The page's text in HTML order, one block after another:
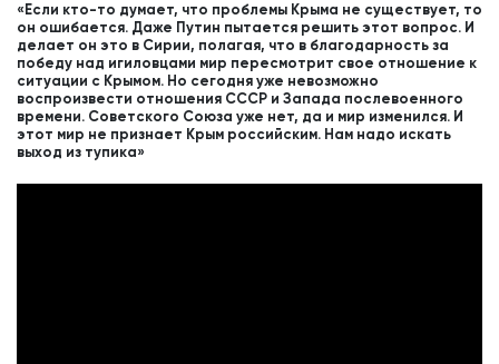
«Если кто-то думает, что проблемы Крыма не существует, то
он ошибается. Даже Путин пытается решить этот вопрос. И
делает он это в Сирии, полагая, что в благодарность за
победу над игиловцами мир пересмотрит свое отношение к
ситуации с Крымом. Но сегодня уже невозможно
воспроизвести отношения СССР и Запада послевоенного
времени. Советского Союза уже нет, да и мир изменился. И
этот мир не признает Крым российским. Нам надо искать
выход из тупика»